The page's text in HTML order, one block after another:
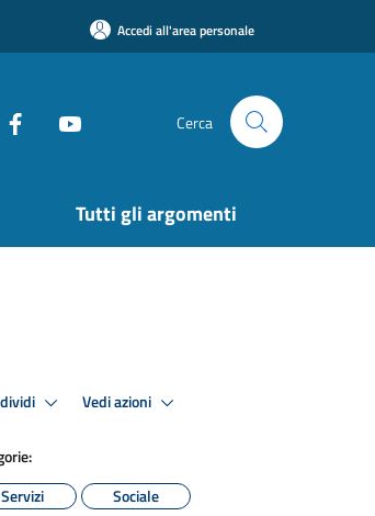
Accedi all'area personale
Cerca
Tutti gli argomenti
Vedi azioni
Servizi
Sociale